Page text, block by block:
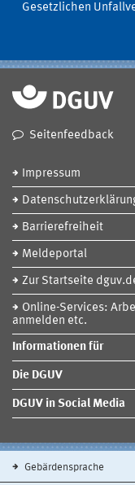
Gesetzlichen
Seitenfeedback
Impressum
Barrierefreiheit
Meldeportal
Zur Startseite
Online-Services:
anmelden etc.
Informationen für
Die DGUV
DGUV in Social Media
Gebärdensprache